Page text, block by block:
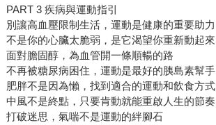
PART 3 疾病與運動指引
別讓高血壓限制生活，運動是健康的重要助力
不是你的心臟太脆弱，是它渴望你重新動起來
面對膽固醇，為血管開一條順暢的路
不再被糖尿病困住，運動是最好的胰島素幫手
肥胖不是因為懶，找到適合的運動和飲食方式
中風不是終點，只要肯動就能重啟人生的節奏
打破迷思，氣喘不是運動的絆腳石